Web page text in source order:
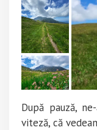
După pauză,
viteză, că